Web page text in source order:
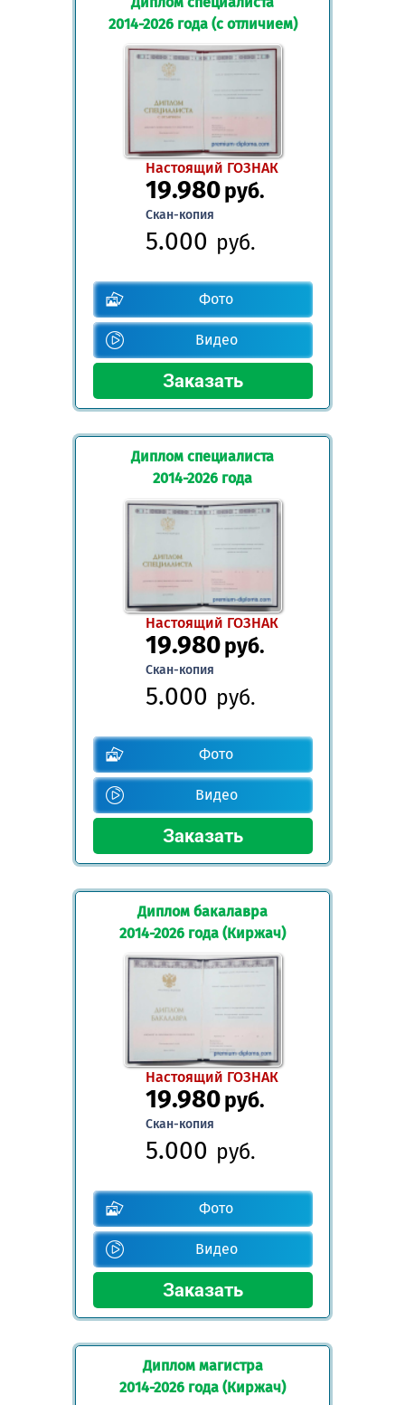
2014-2026 года (с отличием)
Настоящий ГОЗНАК
19.980руб.
Скан-копия
5.000 руб.
Фото
Видео
Диплом специалиста
2014-2026 года
Настоящий ГОЗНАК
19.980руб.
Скан-копия
5.000 руб.
Фото
Видео
Диплом бакалавра
2014-2026 года (Киржач)
Настоящий ГОЗНАК
19.980руб.
Скан-копия
5.000 руб.
Фото
Видео
Диплом магистра
2014-2026 года (Киржач)